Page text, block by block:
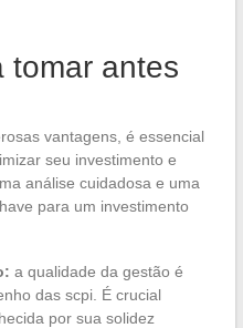
tomar antes
vantagens, é essencial
seu investimento e
análise cuidadosa e uma
para um investimento
a qualidade da gestão é
das scpi. É crucial
por sua solidez